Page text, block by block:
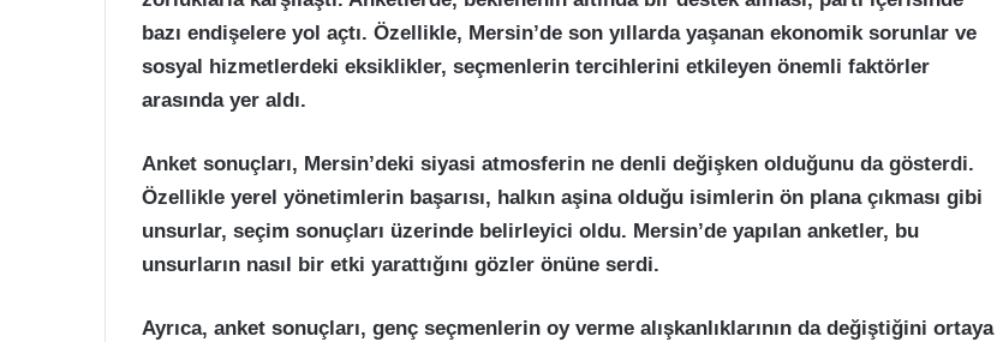
bazı endişelere yol açtı. Özellikle, Mersin’de son yıllarda yaşanan ekonomik sorunlar ve
sosyal hizmetlerdeki eksiklikler, seçmenlerin tercihlerini etkileyen önemli faktörler
arasında yer aldı.
Anket sonuçları, Mersin’deki siyasi atmosferin ne denli değişken olduğunu da gösterdi.
Özellikle yerel yönetimlerin başarısı, halkın aşina olduğu isimlerin ön plana çıkması gibi
unsurlar, seçim sonuçları üzerinde belirleyici oldu. Mersin’de yapılan anketler, bu
unsurların nasıl bir etki yarattığını gözler önüne serdi.
Ayrıca, anket sonuçları, genç seçmenlerin oy verme alışkanlıklarının da değiştiğini ortaya